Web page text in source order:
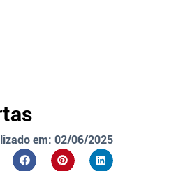
em: 02/06/2025